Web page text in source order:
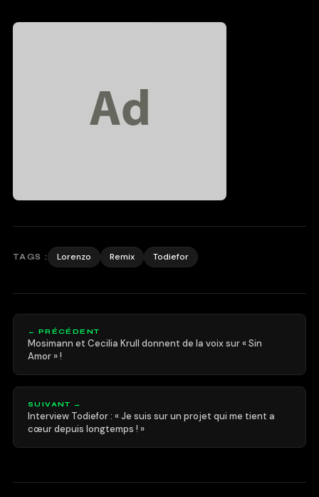
TAGS : Lorenzo Remix Todiefor
← PRÉCÉDENT
Mosimann et Cecilia Krull donnent de la voix sur « Sin
Amor » !
SUIVANT →
Interview Todiefor : « Je suis sur un projet qui me tient a
cœur depuis longtemps ! »